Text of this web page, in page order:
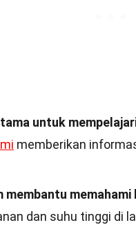
untuk
memberikan
memahami
dan suhu tinggi di